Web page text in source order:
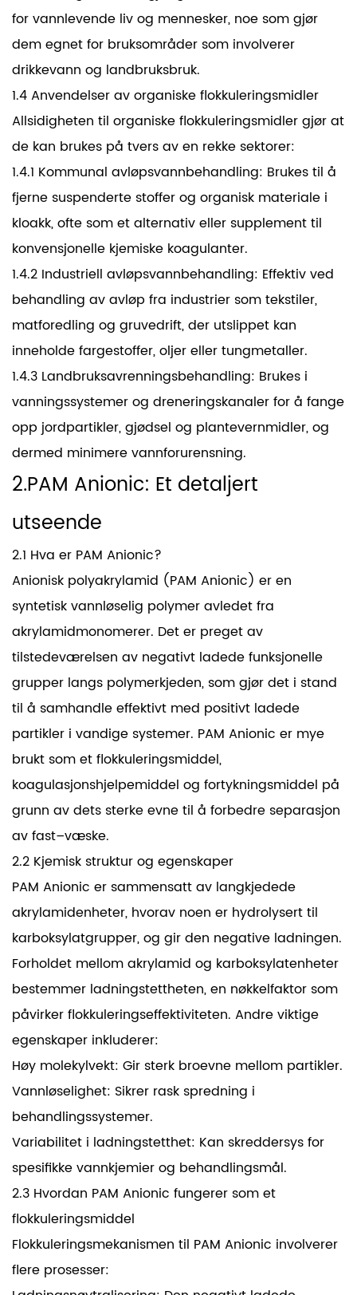
for vannlevende liv og mennesker, noe som gjør
dem egnet for bruksområder som involverer
drikkevann og landbruksbruk.
1.4 Anvendelser av organiske flokkuleringsmidler
Allsidigheten til organiske flokkuleringsmidler gjør at
de kan brukes på tvers av en rekke sektorer:
1.4.1 Kommunal avløpsvannbehandling: Brukes til å
fjerne suspenderte stoffer og organisk materiale i
kloakk, ofte som et alternativ eller supplement til
konvensjonelle kjemiske koagulanter.
1.4.2 Industriell avløpsvannbehandling: Effektiv ved
behandling av avløp fra industrier som tekstiler,
matforedling og gruvedrift, der utslippet kan
inneholde fargestoffer, oljer eller tungmetaller.
1.4.3 Landbruksavrenningsbehandling: Brukes i
vanningssystemer og dreneringskanaler for å fange
opp jordpartikler, gjødsel og plantevernmidler, og
dermed minimere vannforurensning.
2.PAM Anionic: Et detaljert
utseende
2.1 Hva er PAM Anionic?
Anionisk polyakrylamid (PAM Anionic) er en
syntetisk vannløselig polymer avledet fra
akrylamidmonomerer. Det er preget av
tilstedeværelsen av negativt ladede funksjonelle
grupper langs polymerkjeden, som gjør det i stand
til å samhandle effektivt med positivt ladede
partikler i vandige systemer. PAM Anionic er mye
brukt som et flokkuleringsmiddel,
koagulasjonshjelpemiddel og fortykningsmiddel på
grunn av dets sterke evne til å forbedre separasjon
av fast–væske.
2.2 Kjemisk struktur og egenskaper
PAM Anionic er sammensatt av langkjedede
akrylamidenheter, hvorav noen er hydrolysert til
karboksylatgrupper, og gir den negative ladningen.
Forholdet mellom akrylamid og karboksylatenheter
bestemmer ladningstettheten, en nøkkelfaktor som
påvirker flokkuleringseffektiviteten. Andre viktige
egenskaper inkluderer:
Høy molekylvekt: Gir sterk broevne mellom partikler.
Vannløselighet: Sikrer rask spredning i
behandlingssystemer.
Variabilitet i ladningstetthet: Kan skreddersys for
spesifikke vannkjemier og behandlingsmål.
2.3 Hvordan PAM Anionic fungerer som et
flokkuleringsmiddel
Flokkuleringsmekanismen til PAM Anionic involverer
flere prosesser: